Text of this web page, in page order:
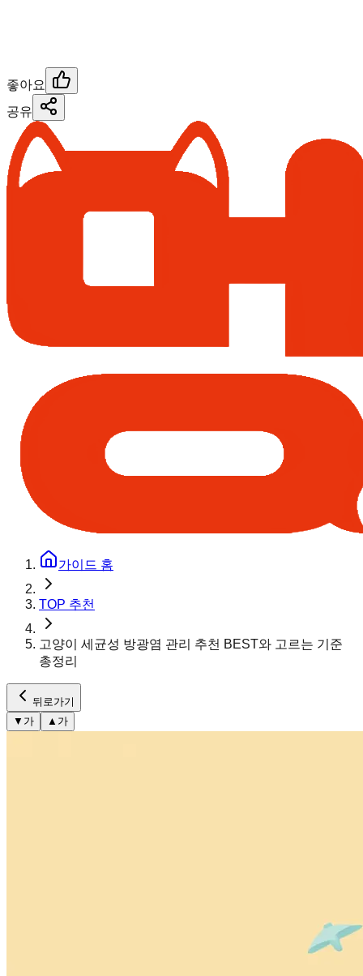
좋아요
공유
가이드 홈
TOP 추천
고양이 세균성 방광염 관리 추천 BEST와 고르는 기준
총정리
뒤로가기
▼ 가 ▲ 가